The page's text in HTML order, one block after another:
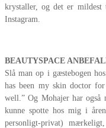
krystaller, og det er
Instagram.
BEAUTYSPACE
Slå man op i gæstebogen
has been my skin doctor
well.” Og Mohajer har
kunne spotte hos mig i
personligt-privat)